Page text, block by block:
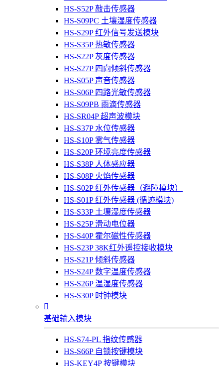
HS-S52P 敲击传感器
HS-S09PC 土壤湿度传感器
HS-S29P 红外信号发送模块
HS-S35P 热敏传感器
HS-S22P 灰度传感器
HS-S27P 四向倾斜传感器
HS-S05P 声音传感器
HS-S06P 四路光敏传感器
HS-S09PB 雨滴传感器
HS-SR04P 超声波模块
HS-S37P 水位传感器
HS-S10P 雾气传感器
HS-S20P 环境亮度传感器
HS-S38P 人体感应器
HS-S08P 火焰传感器
HS-S02P 红外传感器（避障模块）
HS-S01P 红外传感器 (循迹模块)
HS-S33P 土壤湿度传感器
HS-S25P 滑动电位器
HS-S40P 霍尔磁性传感器
HS-S23P 38K红外遥控接收模块
HS-S21P 倾斜传感器
HS-S24P 数字温度传感器
HS-S26P 温湿度传感器
HS-S30P 时钟模块

基础输入模块
HS-S74-PL 指纹传感器
HS-S66P 自锁按键模块
HS-KEY4P 按键模块